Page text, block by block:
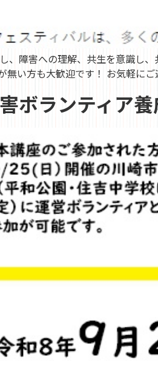
、障害への理解、共生を意識し
無い方も大歓迎です！ お気軽に
ボランティア